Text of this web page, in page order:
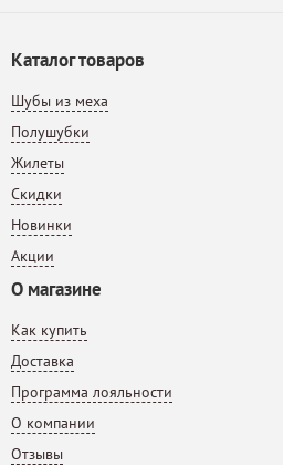
Каталог товаров
Шубы из меха
Полушубки
Жилеты
Скидки
Новинки
Акции
О магазине
Как купить
Доставка
Программа лояльности
О компании
Отзывы